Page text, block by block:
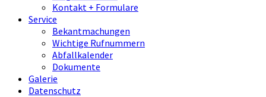
Kontakt + Formulare
Service
Bekantmachungen
Wichtige Rufnummern
Abfallkalender
Dokumente
Galerie
Datenschutz